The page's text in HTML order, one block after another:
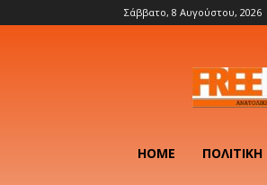
Σάββατο, 8 Αυγούστου, 2026
HOME ΠΟΛΙΤΙΚΉ